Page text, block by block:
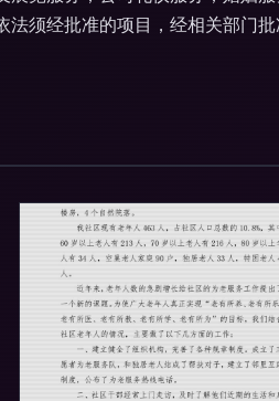
法须经批准的项目，经相关部门